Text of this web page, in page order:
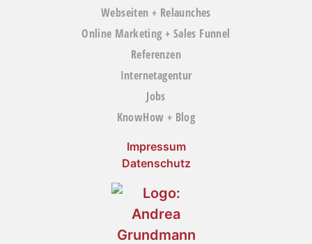
Webseiten + Relaunches
Online Marketing + Sales Funnel
Referenzen
Internetagentur
Jobs
KnowHow + Blog
Impressum
Datenschutz